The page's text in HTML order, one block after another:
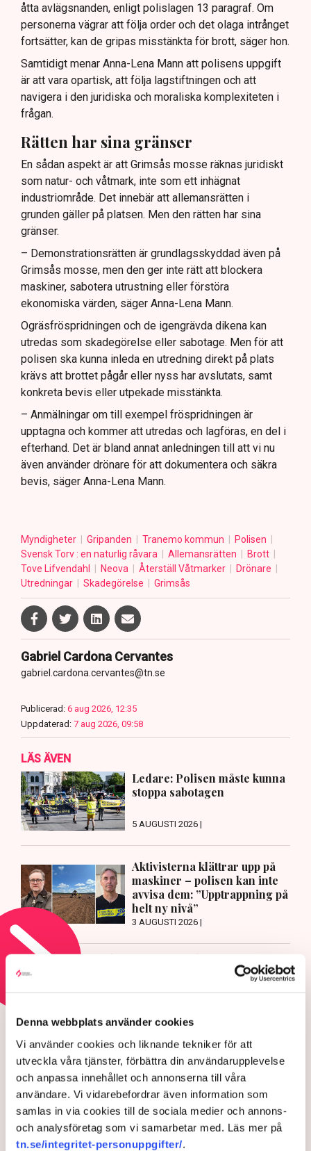
Denna webbplats använder cookies
Vi använder cookies och liknande tekniker för att
utveckla våra tjänster, förbättra din användarupplevelse
och anpassa innehållet och annonserna till våra
användare. Vi vidarebefordrar även information som
samlas in via cookies till de sociala medier och annons-
och analysföretag som vi samarbetar med. Läs mer på
tn.se/integritet-personuppgifter/.
åtta avlägsnanden, enligt polislagen 13 paragraf. Om
personerna vägrar att följa order och det olaga intrånget
fortsätter, kan de gripas misstänkta för brott, säger hon.
Samtidigt menar Anna-Lena Mann att polisens uppgift
är att vara opartisk, att följa lagstiftningen och att
navigera i den juridiska och moraliska komplexiteten i
frågan.
Rätten har sina gränser
En sådan aspekt är att Grimsås mosse räknas juridiskt
som natur- och våtmark, inte som ett inhägnat
industriområde. Det innebär att allemansrätten i
grunden gäller på platsen. Men den rätten har sina
gränser.
– Demonstrationsrätten är grundlagsskyddad även på
Grimsås mosse, men den ger inte rätt att blockera
maskiner, sabotera utrustning eller förstöra
ekonomiska värden, säger Anna-Lena Mann.
Ogräsfröspridningen och de igengrävda dikena kan
utredas som skadegörelse eller sabotage. Men för att
polisen ska kunna inleda en utredning direkt på plats
krävs att brottet pågår eller nyss har avslutats, samt
konkreta bevis eller utpekade misstänkta.
– Anmälningar om till exempel fröspridningen är
upptagna och kommer att utredas och lagföras, en del i
efterhand. Det är bland annat anledningen till att vi nu
även använder drönare för att dokumentera och säkra
bevis, säger Anna-Lena Mann.
Myndigheter Gripanden Tranemo kommun
Polisen
Svensk Torv : en naturlig råvara
Allemansrätten
Brott
Tove Lifvendahl
Neova Återställ Våtmarker
Drönare
Utredningar
Skadegörelse Grimsås
Gabriel Cardona Cervantes
gabriel.cardona.cervantes@tn.se
Publicerad: 6 aug 2026, 12:35
Uppdaterad: 7 aug 2026, 09:58
LÄS ÄVEN
Ledare: Polisen måste kunna
stoppa sabotagen
5 AUGUSTI 2026 |
Aktivisterna klättrar upp på
maskiner – polisen kan inte
avvisa dem: ”Upptrappning på
helt ny nivå”
3 AUGUSTI 2026 |
Läs mer om hoten mot äganderätten
Aktivisterna klättrar upp på
maskiner – polisen kan inte
avvisa dem: ”Upptrappning
på helt ny nivå”